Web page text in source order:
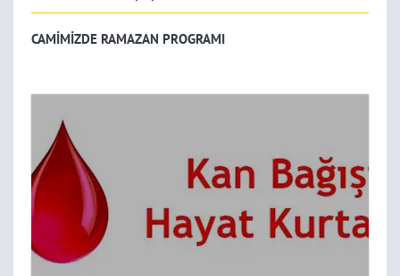
CAMİMİZDE RAMAZAN PROGRAMI